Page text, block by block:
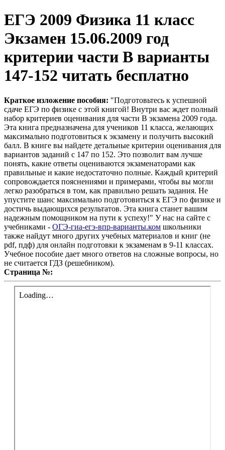
ЕГЭ 2009 Физика 11 класс
Экзамен 15.06.2009 год
критерии части В варианты
147-152 читать бесплатно
Краткое изложение пособия: "Подготовьтесь к успешной
сдаче ЕГЭ по физике с этой книгой! Внутри вас ждет полный
набор критериев оценивания для части В экзамена 2009 года.
Эта книга предназначена для учеников 11 класса, желающих
максимально подготовиться к экзамену и получить высокий
балл. В книге вы найдете детальные критерии оценивания для
вариантов заданий с 147 по 152. Это позволит вам лучше
понять, какие ответы оцениваются экзаменаторами как
правильные и какие недостаточно полные. Каждый критерий
сопровождается пояснениями и примерами, чтобы вы могли
легко разобраться в том, как правильно решать задания. Не
упустите шанс максимально подготовиться к ЕГЭ по физике и
достичь выдающихся результатов. Эта книга станет вашим
надежным помощником на пути к успеху!" У нас на сайте с
учебниками - ОГЭ-гиа-егэ-впр-варианты.ком школьники
также найдут много других учебных материалов и книг (не
pdf, пдф) для онлайн подготовки к экзаменам в 9-11 классах.
Учебное пособие дает много ответов на сложные вопросы, но
не считается ГДЗ (решебником).
Страница №: